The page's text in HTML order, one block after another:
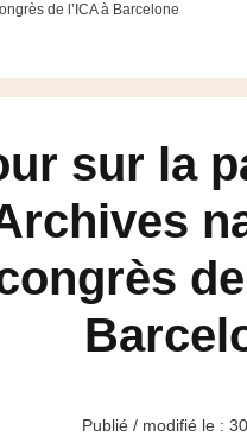
de l’ICA à Barcelone
sur la
de
Publié / modifié le :